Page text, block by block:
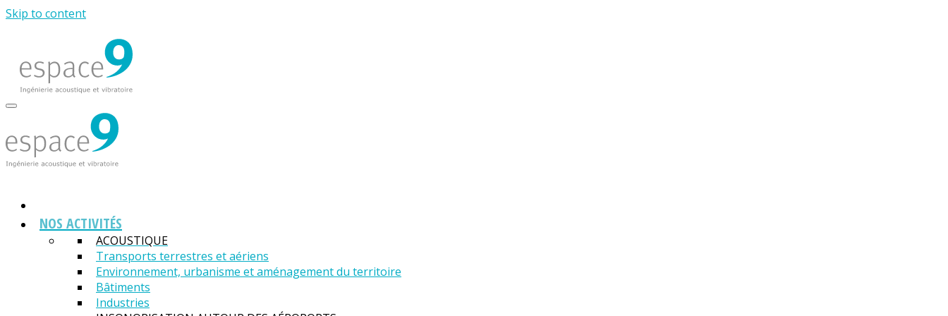
Skip to content
NOS ACTIVITÉS
ACOUSTIQUE
Transports terrestres et aériens
Environnement, urbanisme et aménagement du territoire
Bâtiments
Industries